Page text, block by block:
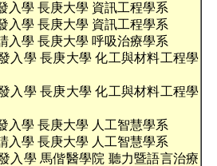
入學 長庚大學 資訊工程學系
入學 長庚大學 資訊工程學系
入學 長庚大學 呼吸治療學系
入學 長庚大學 化工與材料工程學
入學 長庚大學 化工與材料工程學
入學 長庚大學 人工智慧學系
入學 長庚大學 人工智慧學系
入學 馬偕醫學院 聽力暨語言治療